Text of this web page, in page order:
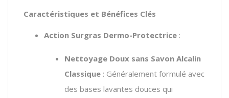
Caractéristiques et Bénéfices Clés
Action Surgras Dermo-Protectrice :
Nettoyage Doux sans Savon Alcalin
Classique : Généralement formulé avec
des bases lavantes douces qui